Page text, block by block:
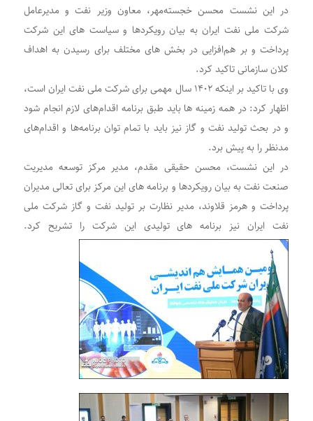
در این نشست محسن خجسته‌مهر، معاون وزیر نفت و مدیرعامل
شرکت ملی نفت ایران به بیان رویکردها و سیاست های این شرکت
پرداخت و بر هم‌افزایی در بخش های مختلف برای رسیدن به اهداف
کلان سازمانی تاکید کرد.
وی با تاکید بر اینکه ۱۴۰۲ سال مهمی برای شرکت ملی نفت ایران است،
اظهار کرد: در همه زمینه ها باید طبق برنامه اقدام‌های لازم انجام شود
و در بحث تولید نفت و گاز نیز باید با تمام توان برنامه‌ها و اقدام‌های
مدنظر را به پیش برد.
در این نشست، محسن حقیقی مقدم، مدیر مرکز توسعه مدیریت
صنعت نفت به بیان رویکردها و برنامه های این مرکز برای تعالی مدیران
پرداخت و هرمز قلاوند، مدیر نظارت بر تولید نفت و گاز شرکت ملی
نفت ایران نیز برنامه های تولیدی این شرکت را تشریح کرد.